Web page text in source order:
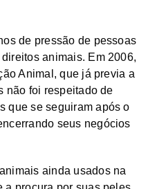
de pressão de pessoas
animais. Em 2006,
Animal, que já previa a
não foi respeitado de
que se seguiram após o
seus negócios
ainda usados na